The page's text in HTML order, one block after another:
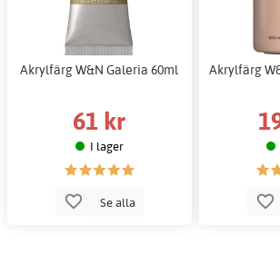
Akrylfärg W&N Galeria 60ml
61 kr
I lager
Se alla
Akrylfärg